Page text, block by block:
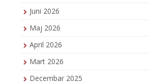
Juni 2026
Maj 2026
April 2026
Mart 2026
Decembar 2025